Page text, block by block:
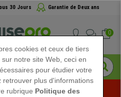
30 Jours Garantie de Deux ans
0
cookies et ceux de tiers
notre site Web, ceci en
pour étudier votre
retrouver plus d'informations
rubrique Politique des